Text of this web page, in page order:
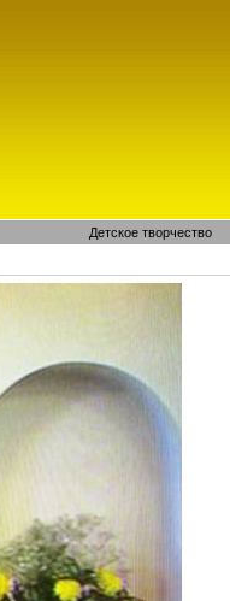
Детское творчество